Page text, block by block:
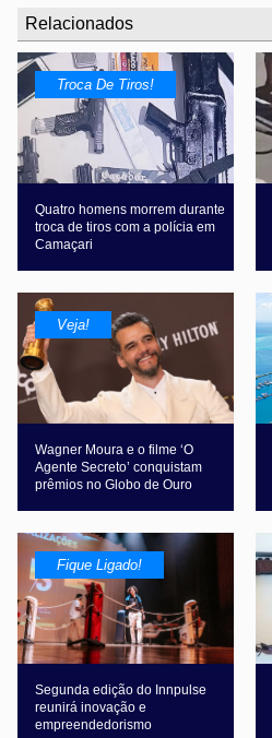
Relacionados
Troca De Tiros!
Quatro homens morrem durante
troca de tiros com a polícia em
Camaçari
Veja!
Wagner Moura e o filme ‘O
Agente Secreto’ conquistam
prêmios no Globo de Ouro
Fique Ligado!
Segunda edição do Innpulse
reunirá inovação e
empreendedorismo